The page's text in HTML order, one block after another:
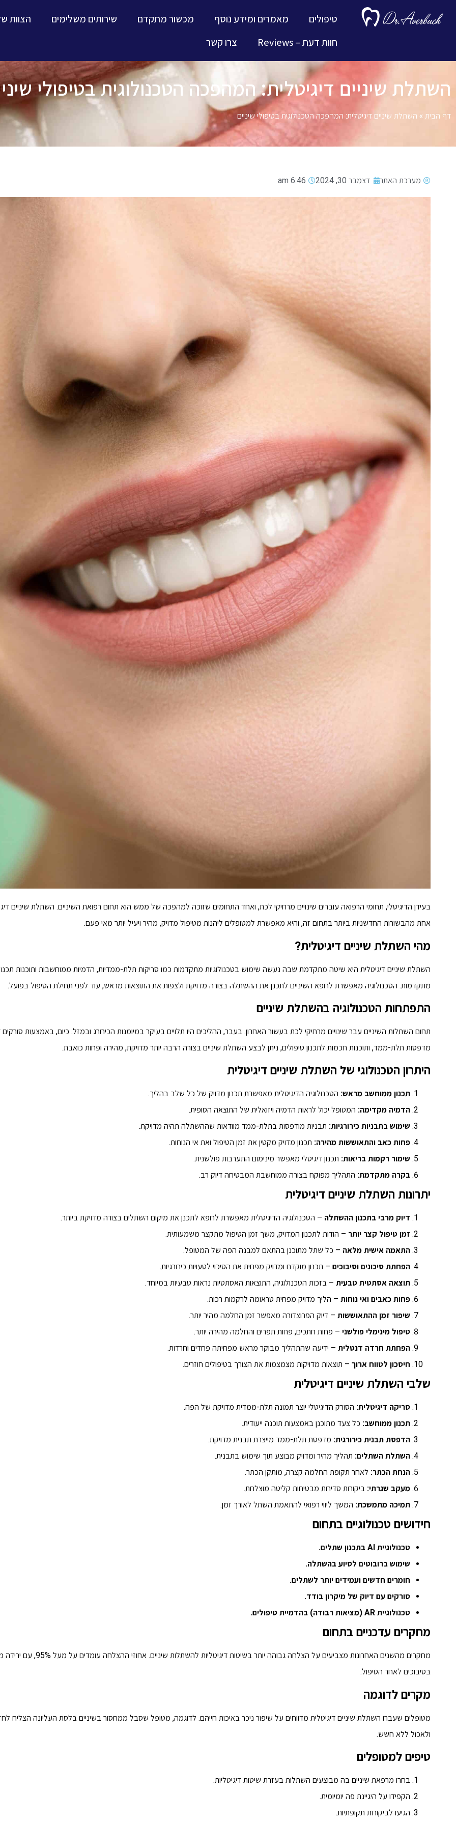
טיפולים מאמרים ומידע נוסף מכשור מתקדם שירותים משלימים הצוות
חוות דעת – Reviews
צרו קשר
השתלת שיניים דיגיטלית: המהפכה הטכנולוגית בטיפולי
דף הבית » השתלת שיניים דיגיטלית: המהפכה הטכנולוגית בטיפולי שיניים
מערכת האתר דצמבר 30, 2024 6:46 am
בעידן הדיגיטלי, תחומי הרפואה עוברים שינויים מרחיקי לכת, ואחד התחומים שזוכה למהפכה של ממש הוא תחום רפואת השיניים. השתלת שיניים
אחת מהבשורות החדשניות ביותר בתחום זה, והיא מאפשרת למטופלים ליהנות מטיפול מדויק, מהיר ויעיל יותר מאי פעם.
מהי השתלת שיניים דיגיטלית?
השתלת שיניים דיגיטלית היא שיטה מתקדמת שבה נעשה שימוש בטכנולוגיות מתקדמות כמו סריקות תלת-ממדיות, הדמיות ממוחשבות ותוכנות
מתקדמות. הטכנולוגיה מאפשרת לרופא השיניים לתכנן את ההשתלה בצורה מדויקת ולצפות את התוצאות מראש, עוד לפני תחילת הטיפול בפועל.
התפתחות הטכנולוגיה בהשתלת שיניים
תחום השתלות השיניים עבר שינויים מרחיקי לכת בעשור האחרון. בעבר, ההליכים היו תלויים בעיקר במיומנות הכירורג ובמזל. כיום, באמצעות סורקים
מדפסות תלת-ממד, ותוכנות חכמות לתכנון טיפולים, ניתן לבצע השתלת שיניים בצורה הרבה יותר מדויקת, מהירה ופחות כואבת.
היתרון הטכנולוגי של השתלת שיניים דיגיטלית
תכנון ממוחשב מראש: הטכנולוגיה הדיגיטלית מאפשרת תכנון מדויק של כל שלב בהליך.
הדמיה מקדימה: המטופל יכול לראות הדמיה ויזואלית של התוצאה הסופית.
שימוש בתבניות כירורגיות: תבניות מודפסות בתלת-ממד מוודאות שההשתלה תהיה מדויקת.
פחות כאב והתאוששות מהירה: תכנון מדויק מקטין את זמן הטיפול ואת אי הנוחות.
שימור רקמות בריאות: תכנון דיגיטלי מאפשר מינימום התערבות פולשנית.
בקרה מתקדמת: התהליך מפוקח בצורה ממוחשבת המבטיחה דיוק רב.
יתרונות השתלת שיניים דיגיטלית
דיוק מרבי בתכנון ההשתלה – הטכנולוגיה הדיגיטלית מאפשרת לרופא לתכנן את מיקום השתלים בצורה מדויקת ביותר.
זמן טיפול קצר יותר – הודות לתכנון המדויק, משך זמן הטיפול מתקצר משמעותית.
התאמה אישית מלאה – כל שתל מתוכנן בהתאם למבנה הפה של המטופל.
הפחתת סיכונים וסיבוכים – תכנון מוקדם ומדויק מפחית את הסיכוי לטעויות כירורגיות.
תוצאה אסתטית טבעית – בזכות הטכנולוגיה, התוצאות האסתטיות נראות טבעיות במיוחד.
פחות כאבים ואי נוחות – הליך מדויק מפחית טראומה לרקמות רכות.
שיפור זמן ההתאוששות – דיוק הפרוצדורה מאפשר זמן החלמה מהיר יותר.
טיפול מינימלי פולשני – פחות חתכים, פחות תפרים והחלמה מהירה יותר.
הפחתת חרדה דנטלית – ידיעה שהתהליך מבוקר מראש מפחיתה פחדים וחרדות.
חיסכון לטווח ארוך – תוצאות מדויקות מצמצמות את הצורך בטיפולים חוזרים.
שלבי השתלת שיניים דיגיטלית
סריקה דיגיטלית: הסורק הדיגיטלי יוצר תמונה תלת-ממדית מדויקת של הפה.
תכנון ממוחשב: כל צעד מתוכנן באמצעות תוכנה ייעודית.
הדפסת תבנית כירורגית: מדפסת תלת-ממד מייצרת תבנית מדויקת.
השתלת השתלים: תהליך מהיר ומדויק מבוצע תוך שימוש בתבנית.
הנחת הכתר: לאחר תקופת החלמה קצרה, מותקן הכתר.
מעקב שגרתי: ביקורות סדירות מבטיחות קליטה מוצלחת.
תמיכה מתמשכת: המשך ליווי רפואי להתאמת השתל לאורך זמן.
חידושים טכנולוגיים בתחום
טכנולוגיית AI בתכנון שתלים.
שימוש ברובוטים לסיוע בהשתלה.
חומרים חדשים ועמידים יותר לשתלים.
סורקים עם דיוק של מיקרון בודד.
טכנולוגיית AR (מציאות רבודה) בהדמיית טיפולים.
מחקרים עדכניים בתחום
מחקרים מהשנים האחרונות מצביעים על הצלחה גבוהה יותר בשיטות דיגיטליות
בסיבוכים לאחר הטיפול.
מקרים לדוגמה
מטופלים שעברו השתלת שיניים דיגיטלית מדווחים על שיפור ניכר באיכות חייהם. לדוגמה, מטופל שסבל ממחסור בשיניים בלסת העליונה הצליח
ולאכול ללא חשש.
טיפים למטופלים
בחרו מרפאת שיניים בה מבוצעים השתלות בעזרת שיטות דיגיטליות.
הקפידו על היגיינת פה יומיומית.
הגיעו לביקורות תקופתיות.